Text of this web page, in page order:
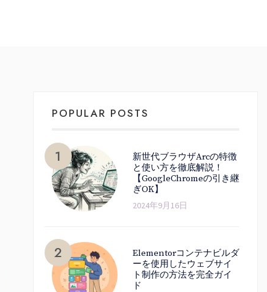
POPULAR POSTS
新世代ブラウザArcの特徴
と使い方を徹底解説！
【GoogleChromeの引き継
ぎOK】
2024年9月16日
Elementorコンテナビルダ
ーを使用したウェブサイ
ト制作の方法を完全ガイ
ド